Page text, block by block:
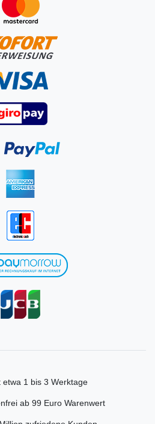
etwa 1 bis 3 Werktage
ab 99 Euro Warenwert